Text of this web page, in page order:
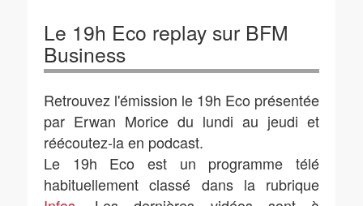
Le 19h Eco replay sur BFM
Business
Retrouvez l'émission le 19h Eco présentée
par Erwan Morice du lundi au jeudi et
réécoutez-la en podcast.
Le 19h Eco est un programme télé
habituellement classé dans la rubrique